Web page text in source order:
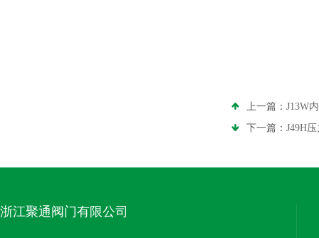
上一篇： J13W
下一篇： J49H
浙江聚通阀门有限公司